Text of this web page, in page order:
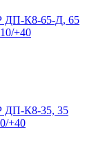
ДП-К8-65-Д, 65
+40
ДП-К8-35, 35
+40